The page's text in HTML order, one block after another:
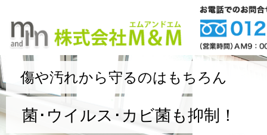
傷や汚れから守るのはもちろん
菌･ウイルス･カビ菌も抑制！